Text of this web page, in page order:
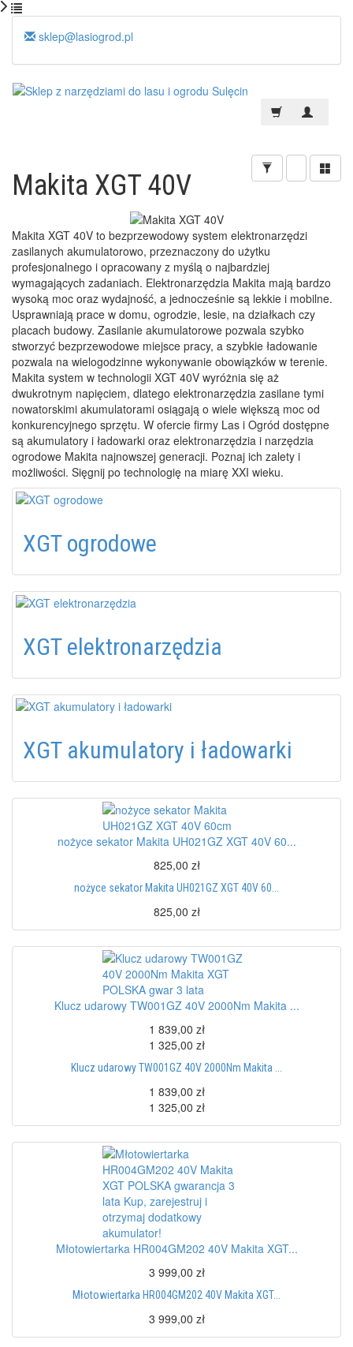
sklep@lasiogrod.pl
Makita XGT 40V
Makita XGT 40V to bezprzewodowy system elektronarzędzi
zasilanych akumulatorowo, przeznaczony do użytku
profesjonalnego i opracowany z myślą o najbardziej
wymagających zadaniach. Elektronarzędzia Makita mają bardzo
wysoką moc oraz wydajność, a jednocześnie są lekkie i mobilne.
Usprawniają prace w domu, ogrodzie, lesie, na działkach czy
placach budowy. Zasilanie akumulatorowe pozwala szybko
stworzyć bezprzewodowe miejsce pracy, a szybkie ładowanie
pozwala na wielogodzinne wykonywanie obowiązków w terenie.
Makita system w technologii XGT 40V wyróżnia się aż
dwukrotnym napięciem, dlatego elektronarzędzia zasilane tymi
nowatorskimi akumulatorami osiągają o wiele większą moc od
konkurencyjnego sprzętu. W ofercie firmy Las i Ogród dostępne
są akumulatory i ładowarki oraz elektronarzędzia i narzędzia
ogrodowe Makita najnowszej generacji. Poznaj ich zalety i
możliwości. Sięgnij po technologię na miarę XXI wieku.
XGT ogrodowe
XGT elektronarzędzia
XGT akumulatory i ładowarki
nożyce sekator Makita UH021GZ XGT 40V 60...
825,00 zł
nożyce sekator Makita UH021GZ XGT 40V 60...
825,00 zł
Klucz udarowy TW001GZ 40V 2000Nm Makita ...
1 839,00 zł
1 325,00 zł
Klucz udarowy TW001GZ 40V 2000Nm Makita ...
1 839,00 zł
1 325,00 zł
Młotowiertarka HR004GM202 40V Makita XGT...
3 999,00 zł
Młotowiertarka HR004GM202 40V Makita XGT...
3 999,00 zł